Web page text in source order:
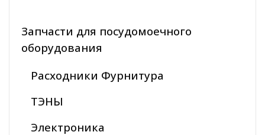
Запчасти для посудомоечного
оборудования
Расходники Фурнитура
ТЭНЫ
Электроника